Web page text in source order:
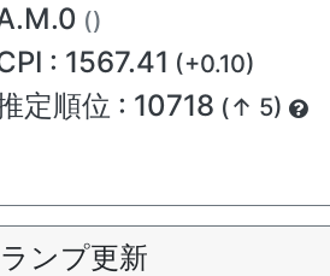
()
: 1567.41 (+0.10)
定順位 : 10718 (↑ 5)
ランプ更新